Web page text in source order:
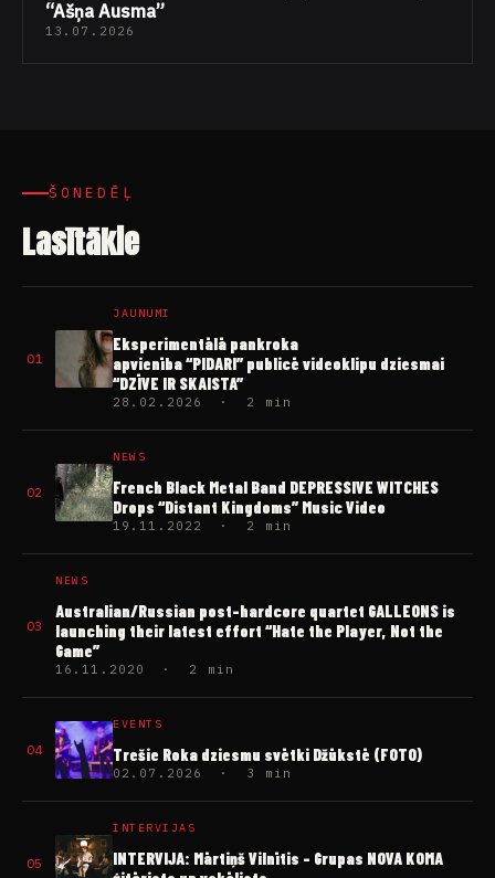
“Ašņa Ausma”
13.07.2026
ŠONEDĒĻ
Lasītākie
01
JAUNUMI
Eksperimentālā pankroka
apvienība “PIDARI” publicē videoklipu dziesmai
“DZĪVE IR SKAISTA”
28.02.2026 · 2 min
02
NEWS
French Black Metal Band DEPRESSIVE WITCHES
Drops “Distant Kingdoms” Music Video
19.11.2022 · 2 min
03
NEWS
Australian/Russian post-hardcore quartet GALLEONS is
launching their latest effort “Hate the Player, Not the
Game”
16.11.2020 · 2 min
04
EVENTS
Trešie Roka dziesmu svētki Džūkstē (FOTO)
02.07.2026 · 3 min
05
INTERVIJAS
INTERVIJA: Mārtiņš Vilnītis – Grupas NOVA KOMA